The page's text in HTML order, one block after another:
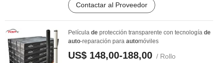
Contactar al Proveedor
Película de protección transparente con tecnología de
auto-reparación para automóviles
US$ 148,00-188,00 / Rollo